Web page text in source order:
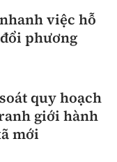
việc hỗ
phương
quy hoạch
giới hành
mới